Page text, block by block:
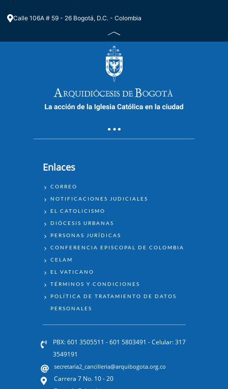
Calle 106A # 59 - 26 Bogotá, D.C. - Colombia
Enlaces
ENLACES
CORREO
NOTIFICACIONES JUDICIALES
EL CATOLICISMO
DIÓCESIS URBANAS
PERSONAS JURÍDICAS
CONFERENCIA EPISCOPAL DE COLOMBIA
CELAM
EL VATICANO
TÉRMINOS Y CONDICIONES
POLÍTICA DE TRATAMIENTO DE DATOS
PERSONALES
PBX: 601 3505511 - 601 5803491 - Celular: 317
3549191
secretaria2_cancilleria@arquibogota.org.co
Carrera 7 No. 10 - 20